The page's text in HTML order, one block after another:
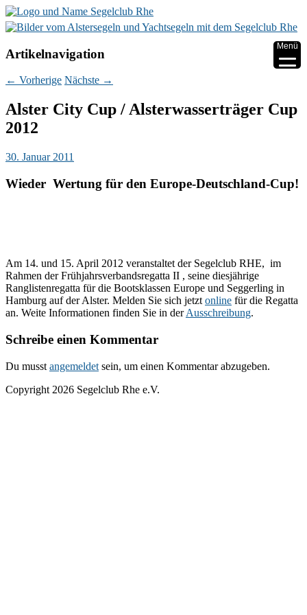
Artikelnavigation
← Vorherige Nächste →
Alster City Cup / Alsterwasserträger Cup
2012
30. Januar 2011
Wieder Wertung für den Europe-Deutschland-Cup!
Am 14. und 15. April 2012 veranstaltet der Segelclub RHE, im
Rahmen der Frühjahrsverbandsregatta II , seine diesjährige
Ranglistenregatta für die Bootsklassen Europe und Seggerling in
Hamburg auf der Alster. Melden Sie sich jetzt online für die Regatta
an. Weite Informationen finden Sie in derAusschreibung.
Schreibe einen Kommentar
Du musst angemeldet sein, um einen Kommentar abzugeben.
Copyright 2026 Segelclub Rhe e.V.
Menü
▼
▼
▼